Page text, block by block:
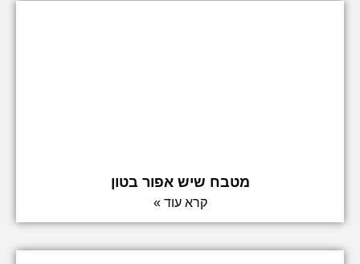
מטבח שיש אפור בטון
קרא עוד »